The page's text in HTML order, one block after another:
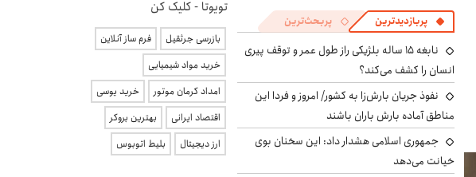
پربازدیدترین پربحث‌ترین
نابغه ۱۵ ساله بلژیکی راز طول عمر و توقف پیری
انسان را کشف می‌کند؟
نفوذ جریان بارش‌زا به کشور/ امروز و فردا این
مناطق آماده بارش باران باشند
جمهوری اسلامی هشدار داد: این سخنان بوی
خیانت می‌دهد
تویوتا - کلیک کن
بازرسی جرثقیل
فرم ساز آنلاین
خرید مواد شیمیایی
امداد کرمان موتور
خرید یوسی
اقتصاد ایرانی
بهترین بروکر
ارز دیجیتال
بلیط اتوبوس